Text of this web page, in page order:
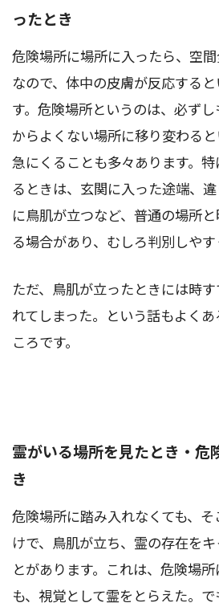
ったとき
危険場所に場所に入ったら、空
なので、体中の皮膚が反応する
す。危険場所というのは、必ず
からよくない場所に移り変わると
急にくることも多々あります。
るときは、玄関に入った途端、
に鳥肌が立つなど、普通の場所
る場合があり、むしろ判別しやす
ただ、鳥肌が立ったときには時
れてしまった。という話もよく
ころです。
霊がいる場所を見たとき・危
き
危険場所に踏み入れなくても、
けで、鳥肌が立ち、霊の存在を
とがあります。これは、危険場
も、視覚として霊をとらえた。